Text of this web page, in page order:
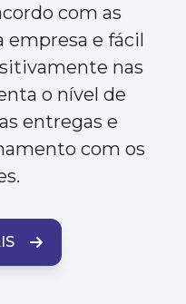
com as
empresa e fácil
nas
o nível de
entregas e
com os